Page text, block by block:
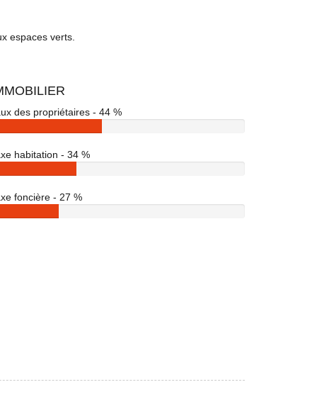
espaces verts.
des propriétaires - 44 %
habitation - 34 %
foncière - 27 %